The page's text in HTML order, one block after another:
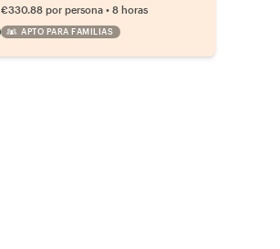
€330.88 por persona• 8 horas
APTO PARA FAMILIAS